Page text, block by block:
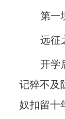
第一
远征
开学
记猝不及
奴扣留十